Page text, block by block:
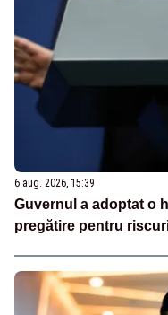
6 aug. 2026, 15:39
Guvernul a adoptat o
pregătire pentru